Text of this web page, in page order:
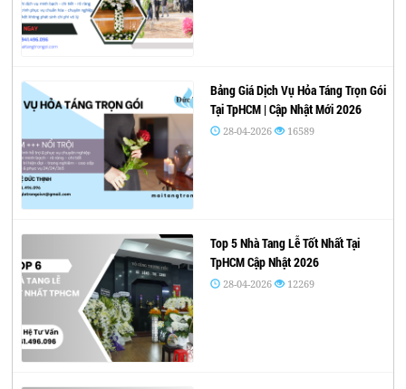
Bảng Giá Dịch Vụ Hỏa Táng Trọn Gói
Tại TpHCM | Cập Nhật Mới 2026
28-04-2026 16589
Top 5 Nhà Tang Lễ Tốt Nhất Tại
TpHCM Cập Nhật 2026
28-04-2026 12269